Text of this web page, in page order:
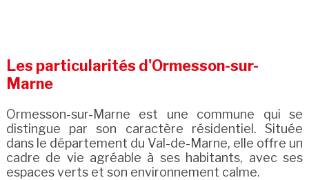
Les particularités d'Ormesson-sur-
Marne
Ormesson-sur-Marne est une commune qui se
distingue par son caractère résidentiel. Située
dans le département du Val-de-Marne, elle offre un
cadre de vie agréable à ses habitants, avec ses
espaces verts et son environnement calme.